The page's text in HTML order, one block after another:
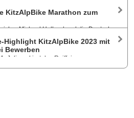
KitzAlpBike Marathon zum
Michael Holland und die Deutsche
Ultra-Distanz bei der 27. Auflage
Lokalmatador siegt beim VAUDE
erweitert sein Repertoire - Positives
Highlight KitzAlpBike 2023 mit
Bewerben
Juli markiert das Raiffeisen
MTB-Rennkalender. Im